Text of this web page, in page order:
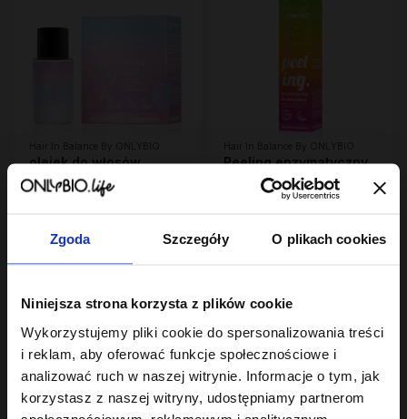
Zgoda Szczegóły O plikach cookies
Niniejsza strona korzysta z plików cookie
Wykorzystujemy pliki cookie do spersonalizowania treści
i reklam, aby oferować funkcje społecznościowe i
analizować ruch w naszej witrynie. Informacje o tym, jak
korzystasz z naszej witryny, udostępniamy partnerom
olejek do włosów
perłowy z efektem
opalizującego
3,99 zł
Peeling enzymatyczny
do skóry głowy 125 ml
49 zł